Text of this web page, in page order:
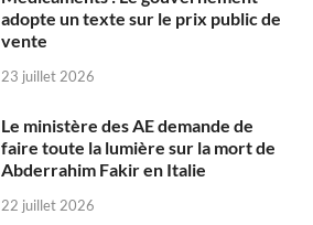
adopte un texte sur le prix public de
vente
23 juillet 2026
Le ministère des AE demande de
faire toute la lumière sur la mort de
Abderrahim Fakir en Italie
22 juillet 2026